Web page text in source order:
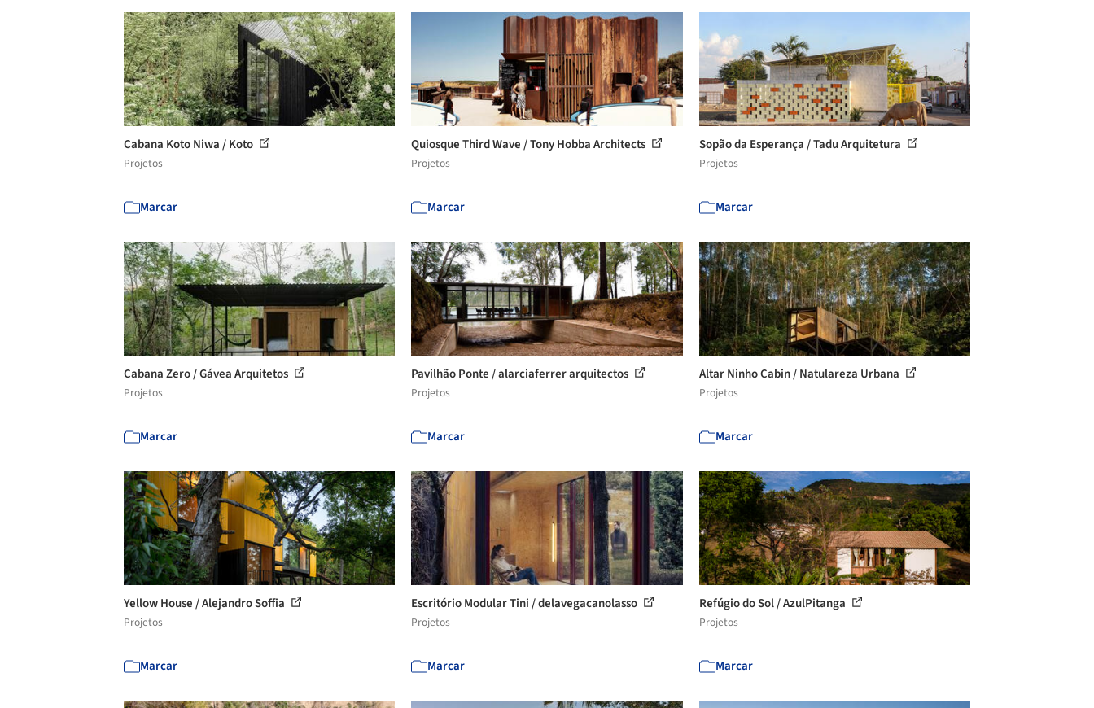
Cabana Koto Niwa / Koto
Projetos
Marcar
Quiosque Third Wave / Tony Hobba Architects
Projetos
Marcar
Sopão da Esperança / Tadu Arquitetura
Projetos
Marcar
Cabana Zero / Gávea Arquitetos
Projetos
Marcar
Pavilhão Ponte / alarciaferrer arquitectos
Projetos
Marcar
Altar Ninho Cabin / Natulareza Urbana
Projetos
Marcar
Yellow House / Alejandro Soffia
Projetos
Marcar
Escritório Modular Tini / delavegacanolasso
Projetos
Marcar
Refúgio do Sol / AzulPitanga
Projetos
Marcar